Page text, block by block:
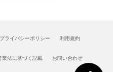
プライバシーポリシー 利用規約
業法に基づく記載 お問い合わせ